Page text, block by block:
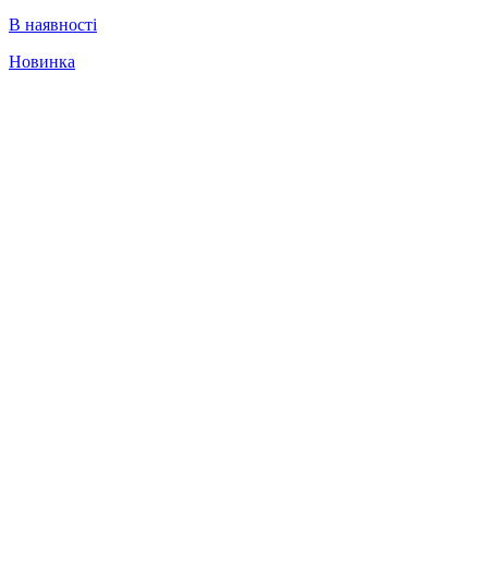
В наявності
Новинка